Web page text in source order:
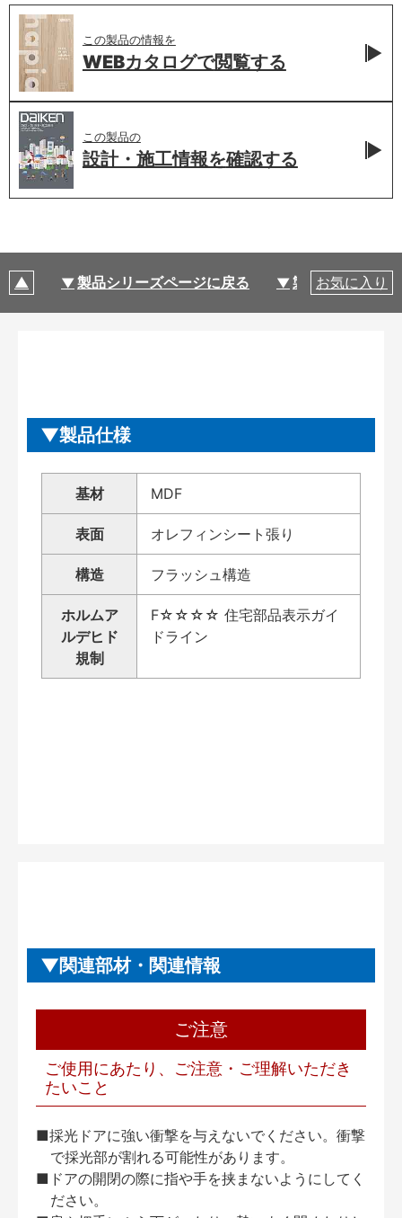
この製品の情報を
WEBカタログで閲覧する
この製品の
設計・施工情報を確認する
製品シリーズページに戻る 製品仕様
お気に入り
製品仕様
基材 MDF
表面 オレフィンシート張り
構造 フラッシュ構造
ホルムア
ルデヒド
規制
F☆☆☆☆ 住宅部品表示ガイ
ドライン
関連部材・関連情報
ご注意
ご使用にあたり、ご注意・ご理解いただき
たいこと
■採光ドアに強い衝撃を与えないでください。衝撃
で採光部が割れる可能性があります。
■ドアの開閉の際に指や手を挟まないようにしてく
ださい。